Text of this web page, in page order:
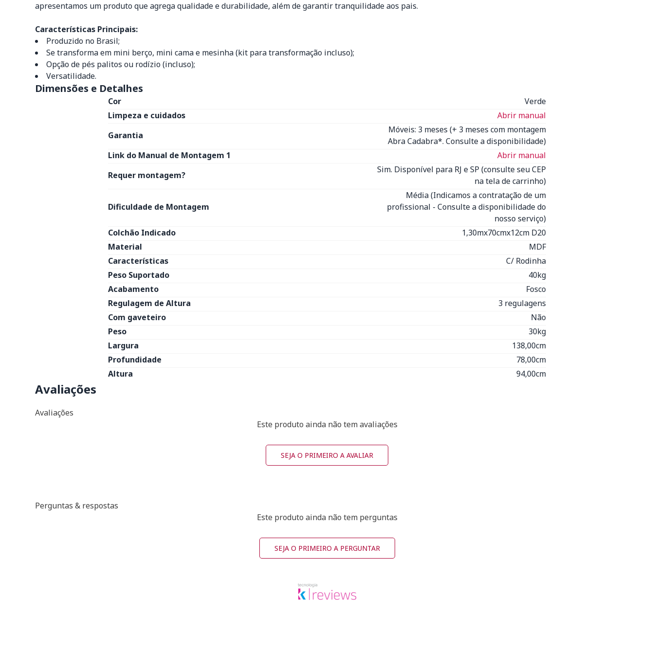
apresentamos um produto que agrega qualidade e durabilidade, além de garantir tranquilidade aos pais.
Características Principais:
Produzido no Brasil;
Se transforma em mini berço, mini cama e mesinha (kit para transformação incluso);
Opção de pés palitos ou rodízio (incluso);
Versatilidade.
Dimensões e Detalhes
Cor
Verde
Limpeza e cuidados
Abrir manual
Garantia
Móveis: 3 meses (+ 3 meses com montagem
Abra Cadabra*. Consulte a disponibilidade)
Link do Manual de Montagem 1
Abrir manual
Requer montagem?
Sim. Disponível para RJ e SP (consulte seu CEP
na tela de carrinho)
Dificuldade de Montagem
Média (Indicamos a contratação de um
profissional - Consulte a disponibilidade do
nosso serviço)
Colchão Indicado
1,30mx70cmx12cm D20
Material
MDF
Características
C/ Rodinha
Peso Suportado
40kg
Acabamento
Fosco
Regulagem de Altura
3 regulagens
Com gaveteiro
Não
Peso
30kg
Largura
138,00cm
Profundidade
78,00cm
Altura
94,00cm
Avaliações
Avaliações
Este produto ainda não tem avaliações
SEJA O PRIMEIRO A AVALIAR
Perguntas & respostas
Este produto ainda não tem perguntas
SEJA O PRIMEIRO A PERGUNTAR